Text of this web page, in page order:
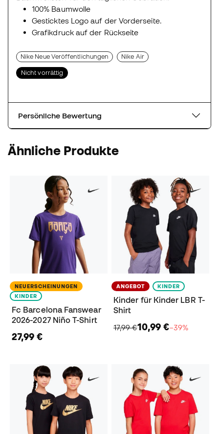
100% Baumwolle
Gesticktes Logo auf der Vorderseite.
Grafikdruck auf der Rückseite
Nike Neue Veröffentlichungen Nike Air
Nicht vorrättig
Persönliche Bewertung
Ähnliche Produkte
NEUERSCHEINUNGEN
KINDER
Fc Barcelona Fanswear
2026-2027 Niño T-Shirt
27,99 €
ANGEBOT KINDER
Kinder für Kinder LBR T-
Shirt
17,99 €10,99 €−39%